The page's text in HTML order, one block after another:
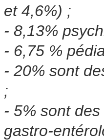
et 4,6%) ;
- 8,13%
- 6,75 %
- 20% sont
;
- 5% sont
gastro-